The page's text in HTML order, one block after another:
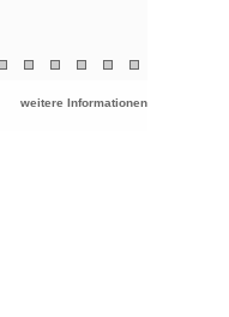
weitere Informationen